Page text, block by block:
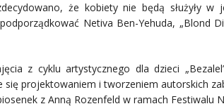
że kobiety nie będą służyły w
Netiva Ben-Yehuda, „Blond
z cyklu artystycznego dla dzieci
projektowaniem i tworzeniem autorskich
z Anną Rozenfeld w ramach Festiwalu